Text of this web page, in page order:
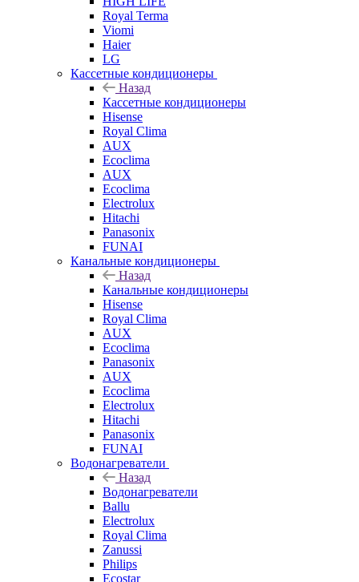
Royal Terma
Viomi
Haier
LG
Кассетные кондиционеры
Назад
Кассетные кондиционеры
Hisense
Royal Clima
AUX
Ecoclima
AUX
Ecoclima
Electrolux
Hitachi
Panasonix
FUNAI
Канальные кондиционеры
Назад
Канальные кондиционеры
Hisense
Royal Clima
AUX
Ecoclima
Panasonix
AUX
Ecoclima
Electrolux
Hitachi
Panasonix
FUNAI
Водонагреватели
Назад
Водонагреватели
Ballu
Electrolux
Royal Clima
Zanussi
Philips
Ecostar